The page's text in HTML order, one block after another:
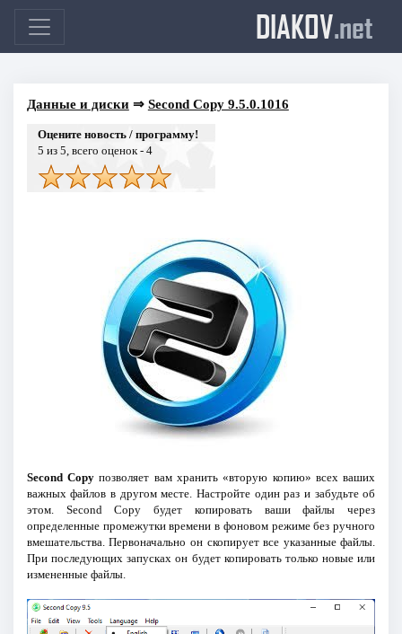
DIAKOV.net
Данные и диски⇒ Second Copy 9.5.0.1016
Оцените новость / программу!
5 из 5, всего оценок - 4
Second Copy позволяет вам хранить «вторую копию» всех ваших
важных файлов в другом месте. Настройте один раз и забудьте об
этом. Second Copy будет копировать ваши файлы через
определенные промежутки времени в фоновом режиме без ручного
вмешательства. Первоначально он скопирует все указанные файлы.
При последующих запусках он будет копировать только новые или
измененные файлы.